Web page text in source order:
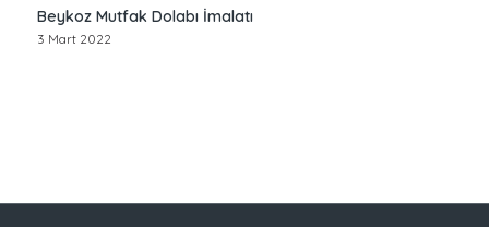
Beykoz Mutfak Dolabı İmalatı
3 Mart 2022